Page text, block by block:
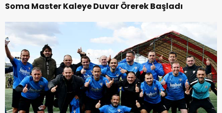
Soma Master Kaleye Duvar Örerek Başladı